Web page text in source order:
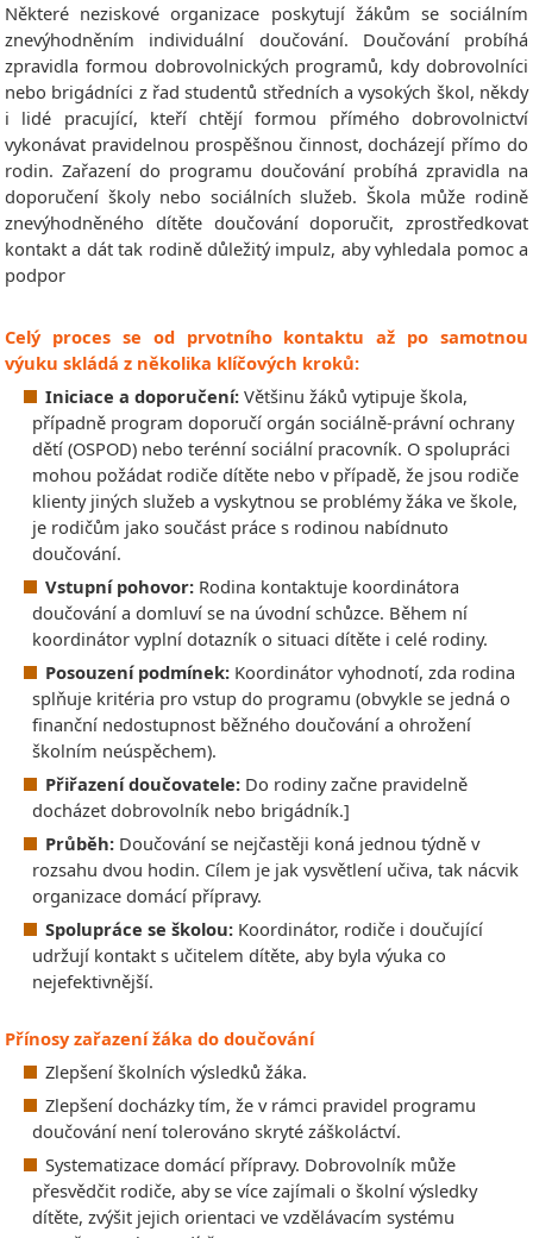
Některé neziskové organizace poskytují žákům se sociálním
znevýhodněním individuální doučování. Doučování probíhá
zpravidla formou dobrovolnických programů, kdy dobrovolníci
nebo brigádníci z řad studentů středních a vysokých škol, někdy
i lidé pracující, kteří chtějí formou přímého dobrovolnictví
vykonávat pravidelnou prospěšnou činnost, docházejí přímo do
rodin. Zařazení do programu doučování probíhá zpravidla na
doporučení školy nebo sociálních služeb. Škola může rodině
znevýhodněného dítěte doučování doporučit, zprostředkovat
kontakt a dát tak rodině důležitý impulz, aby vyhledala pomoc a
podpor
Celý proces se od prvotního kontaktu až po samotnou
výuku skládá z několika klíčových kroků:
Iniciace a doporučení: Většinu žáků vytipuje škola,
případně program doporučí orgán sociálně-právní ochrany
dětí (OSPOD) nebo terénní sociální pracovník. O spolupráci
mohou požádat rodiče dítěte nebo v případě, že jsou rodiče
klienty jiných služeb a vyskytnou se problémy žáka ve škole,
je rodičům jako součást práce s rodinou nabídnuto
doučování.
Vstupní pohovor: Rodina kontaktuje koordinátora
doučování a domluví se na úvodní schůzce. Během ní
koordinátor vyplní dotazník o situaci dítěte i celé rodiny.
Posouzení podmínek: Koordinátor vyhodnotí, zda rodina
splňuje kritéria pro vstup do programu (obvykle se jedná o
finanční nedostupnost běžného doučování a ohrožení
školním neúspěchem).
Přiřazení doučovatele: Do rodiny začne pravidelně
docházet dobrovolník nebo brigádník.]
Průběh: Doučování se nejčastěji koná jednou týdně v
rozsahu dvou hodin. Cílem je jak vysvětlení učiva, tak nácvik
organizace domácí přípravy.
Spolupráce se školou: Koordinátor, rodiče i doučující
udržují kontakt s učitelem dítěte, aby byla výuka co
nejefektivnější.
Přínosy zařazení žáka do doučování
Zlepšení školních výsledků žáka.
Zlepšení docházky tím, že v rámci pravidel programu
doučování není tolerováno skryté záškoláctví.
Systematizace domácí přípravy. Dobrovolník může
přesvědčit rodiče, aby se více zajímali o školní výsledky
dítěte, zvýšit jejich orientaci ve vzdělávacím systému